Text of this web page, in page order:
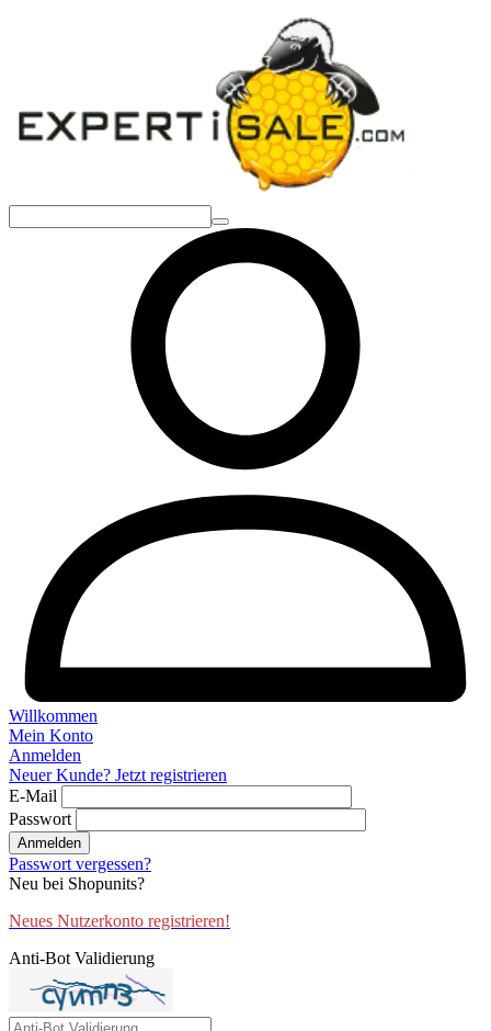
Willkommen
Mein Konto
Anmelden
Neuer Kunde? Jetzt registrieren
E-Mail
Passwort
Anmelden
Passwort vergessen?
Neu bei Shopunits?
Neues Nutzerkonto registrieren!
Anti-Bot Validierung